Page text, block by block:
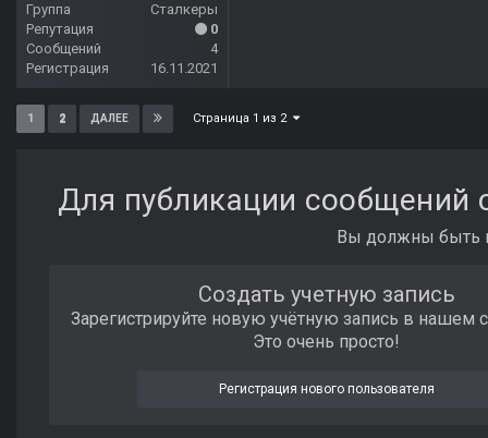
Группа
Сталкеры
Репутация
0
Сообщений
4
Регистрация
16.11.2021
1 2 ДАЛЕЕ Страница 1 из 2
Для публикации сообщений
Вы должны быть
Создать учетную запись
Зарегистрируйте новую учётную запись в нашем
Это очень просто!
Регистрация нового пользователя